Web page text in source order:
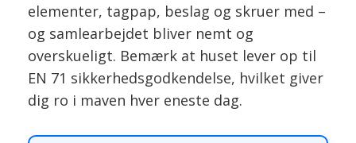
elementer, tagpap, beslag og skruer med –
og samlearbejdet bliver nemt og
overskueligt. Bemærk at huset lever op til
EN 71 sikkerhedsgodkendelse, hvilket giver
dig ro i maven hver eneste dag.